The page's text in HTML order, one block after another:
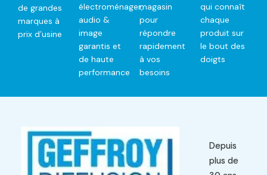
de grandes
marques à
prix d’usine
électroménager,
audio &
image
garantis et
de haute
performance
magasin
pour
répondre
rapidement
à vos
besoins
qui connaît
chaque
produit sur
le bout des
doigts
Depuis
plus de